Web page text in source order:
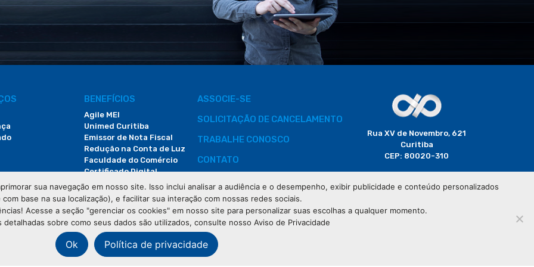
BENEFÍCIOS
Agile MEI
Unimed Curitiba
Emissor de Nota Fiscal
Redução na Conta de Luz
Faculdade do Comércio
Certificado Digital
ASSOCIE-SE
SOLICITAÇÃO DE CANCELAMENTO
TRABALHE CONOSCO
CONTATO
DEMANDAS JUDICIAIS
Rua XV de Novembro, 621
Curitiba
CEP: 80020-310
(41) 3320-2929
sua navegação em nosso site. Isso inclui analisar a audiência e o desempenho, exibir publicidade e conteúdo personalizados
com base na sua localização), e facilitar sua interação com nossas redes sociais.
Acesse a seção "gerenciar os cookies" em nosso site para personalizar suas escolhas a qualquer momento.
detalhadas sobre como seus dados são utilizados, consulte nosso Aviso de Privacidade
Ok Política de privacidade